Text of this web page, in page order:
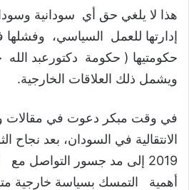
هذا لا يلغي حق أي سودانية
إدارتها للعمل السياسي،
حكومتيها ( حكومة دكتورعبد الله
ويشمل ذلك العلاقات الخارجية.
في وقت مبكر دعوت في مقالات
الانتقالية في السودان، بعد نجاح
2019 إلى مد جسور
أهمية التمسك بسياسة خارجية